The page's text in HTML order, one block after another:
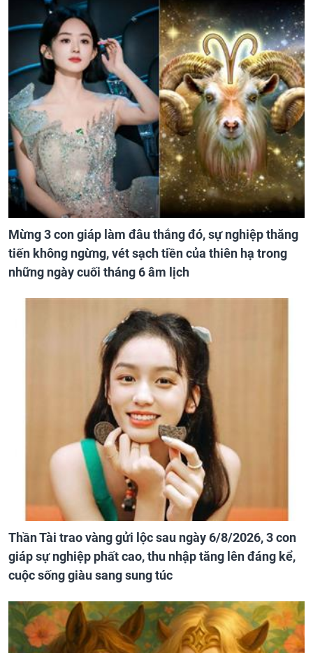
Mừng 3 con giáp làm đâu thắng đó, sự nghiệp thăng
tiến không ngừng, vét sạch tiền của thiên hạ trong
những ngày cuối tháng 6 âm lịch
Thần Tài trao vàng gửi lộc sau ngày 6/8/2026, 3 con
giáp sự nghiệp phất cao, thu nhập tăng lên đáng kể,
cuộc sống giàu sang sung túc